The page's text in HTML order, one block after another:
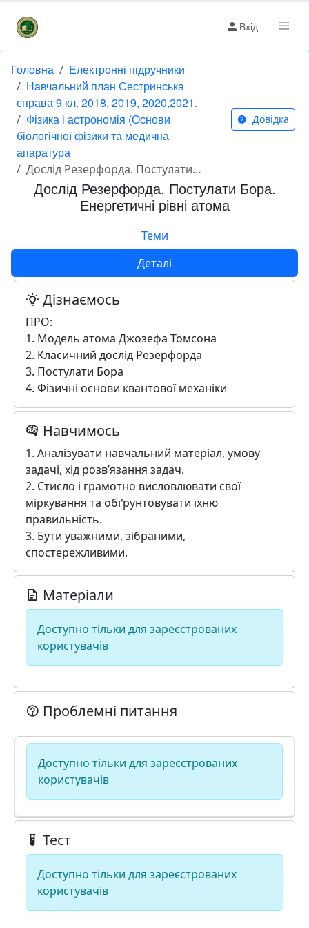
Вхід
Головна
Електронні підручники
Навчальний план Сестринська
справа 9 кл. 2018, 2019, 2020,2021.
Фізика і астрономія (Основи
біологічної фізики та медична
апаратура
Дослід Резерфорда. Постулати Бора. Енергетичні рівні атома
Довідка
Дослід Резерфорда. Постулати Бора.
Енергетичні рівні атома
Теми
Деталі
Дізнаємось
ПРО:
1. Модель атома Джозефа Томсона
2. Класичний дослід Резерфорда
3. Постулати Бора
4. Фізичні основи квантової механіки
Навчимось
1. Аналізувати навчальний матеріал, умову
задачі, хід розв’язання задач.
2. Стисло і грамотно висловлювати свої
міркування та обґрунтовувати їхню
правильність.
3. Бути уважними, зібраними,
спостережливими.
Матеріали
Доступно тільки для зареєстрованих
користувачів
Проблемні питання
Доступно тільки для зареєстрованих
користувачів
Тест
Доступно тільки для зареєстрованих
користувачів